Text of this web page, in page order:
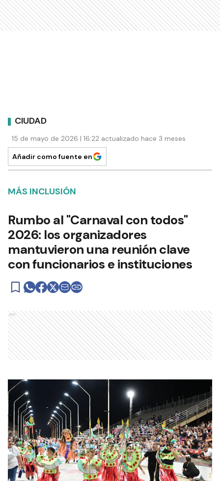
CIUDAD
15 de mayo de 2026 | 16:22 actualizado hace 3 meses
Añadir como fuente en
MÁS INCLUSIÓN
Rumbo al "Carnaval con todos"
2026: los organizadores
mantuvieron una reunión clave
con funcionarios e instituciones
Ads